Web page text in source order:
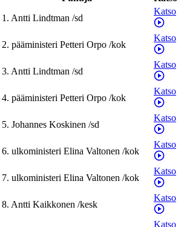
1. Antti Lindtman /sd
Katso
2. pääministeri Petteri Orpo /kok
Katso
3. Antti Lindtman /sd
Katso
4. pääministeri Petteri Orpo /kok
Katso
5. Johannes Koskinen /sd
Katso
6. ulkoministeri Elina Valtonen /kok
Katso
7. ulkoministeri Elina Valtonen /kok
Katso
8. Antti Kaikkonen /kesk
Katso
Katso